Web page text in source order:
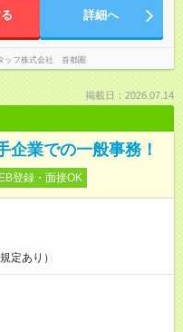
詳細へ
ッフ株式会社 首都圏
掲載日：2026.07.14
企業での一般事務！
登録・面接OK
定あり）